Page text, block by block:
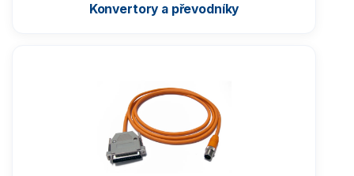
Konvertory a převodníky